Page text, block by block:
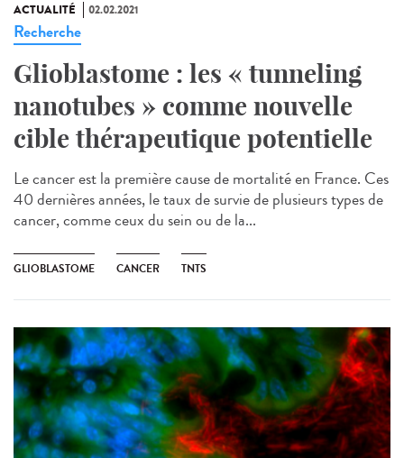
ACTUALITÉ 02.02.2021
Recherche
Glioblastome : les « tunneling
nanotubes » comme nouvelle
cible thérapeutique potentielle
Le cancer est la première cause de mortalité en France. Ces
40 dernières années, le taux de survie de plusieurs types de
cancer, comme ceux du sein ou de la...
GLIOBLASTOME CANCER TNTS